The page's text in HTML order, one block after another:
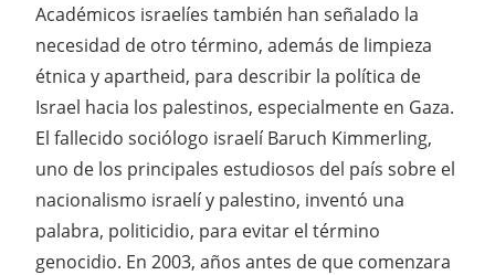
Académicos israelíes también han señalado la
necesidad de otro término, además de limpieza
étnica y apartheid, para describir la política de
Israel hacia los palestinos, especialmente en Gaza.
El fallecido sociólogo israelí Baruch Kimmerling,
uno de los principales estudiosos del país sobre el
nacionalismo israelí y palestino, inventó una
palabra, politicidio, para evitar el término
genocidio. En 2003, años antes de que comenzara